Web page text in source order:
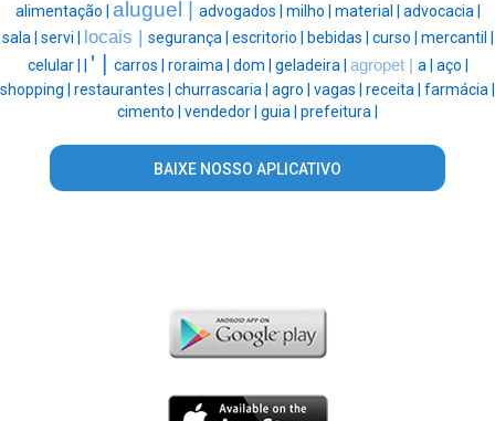
alimentação | aluguel | advogados | milho | material | advocacia |
sala | servi | locais | segurança | escritorio | bebidas | curso | mercantil |
celular | | ' | carros | roraima | dom | geladeira | agropet | a | aço |
shopping | restaurantes | churrascaria | agro | vagas | receita | farmácia |
cimento | vendedor | guia | prefeitura |
BAIXE NOSSO APLICATIVO